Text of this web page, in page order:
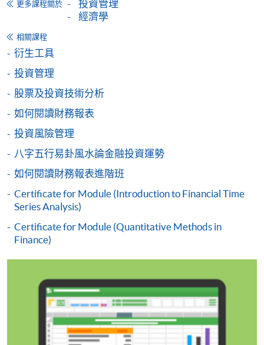
表可向報名中心或有關課程負責人索取。填妥申請
表格後，請連同報名費/學費以及所需證明文件親
往報名中心或以郵遞方式遞交。
報讀同一學歷頒授課程內其他單元
​學院為學歷頒授課程特設「註冊及學費通知」，適
課程負責人會為學員送上「註冊及學費通知」
(「通知」)，請填妥有關「通知」，並親往報名中
心或以郵遞方式，遞交「通知」及繳交所需費用。
人或報名中心。
課程/科目報名注意事項:
選用網上報名服務必須在已接駁互聯網及支援
更多課程關於
投資管理
經濟學
相關課程
衍生工具
投資管理
股票及投資技術分析
如何閱讀財務報表
投資風險管理
八字五行易卦風水論金融投資運勢
如何閱讀財務報表進階班
Certificate for Module (Introduction to Financial Time
Series Analysis)
Certificate for Module (Quantitative Methods in
Finance)